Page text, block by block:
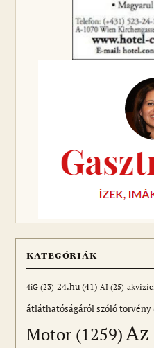
KATEGÓRIÁK
4iG (23) 24.hu(41) AI (25)
átláthatóságáról szóló törvény
Motor (1259)